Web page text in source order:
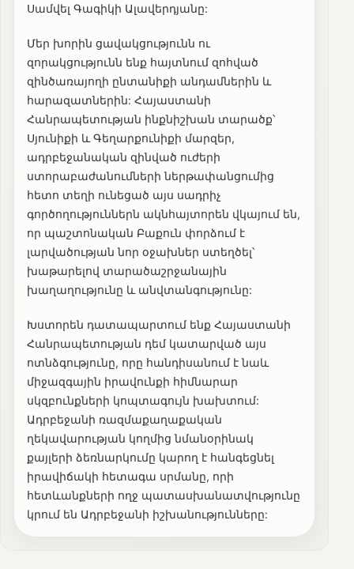
Սամվել Գագիկի Ալավերդյանը:
Մեր խորին ցավակցությունն ու
զորակցությունն ենք հայտնում զոհված
զինծառայողի ընտանիքի անդամներին և
հարազատներին: Հայաստանի
Հանրապետության ինքնիշխան տարածք՝
Սյունիքի և Գեղարքունիքի մարզեր,
ադրբեջանական զինված ուժերի
ստորաբաժանումների ներթափանցումից
հետո տեղի ունեցած այս սադրիչ
գործողություններն ակնհայտորեն վկայում են,
որ պաշտոնական Բաքուն փորձում է
լարվածության նոր օջախներ ստեղծել՝
խաթարելով տարածաշրջանային
խաղաղությունը և անվտանգությունը:
Խստորեն դատապարտում ենք Հայաստանի
Հանրապետության դեմ կատարված այս
ոտնձգությունը, որը հանդիսանում է նաև
միջազգային իրավունքի հիմնարար
սկզբունքների կոպտագույն խախտում:
Ադրբեջանի ռազմաքաղաքական
ղեկավարության կողմից նմանօրինակ
քայլերի ձեռնարկումը կարող է հանգեցնել
իրավիճակի հետագա սրմանը, որի
հետևանքների ողջ պատասխանատվությունը
կրում են Ադրբեջանի իշխանությունները: